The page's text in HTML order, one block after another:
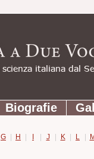
Biografie
G | H | I | J | K | L |